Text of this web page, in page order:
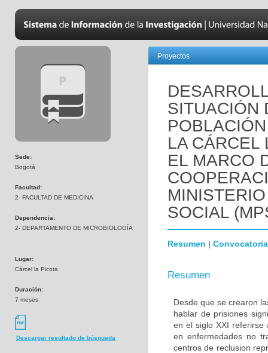
Sede:
Bogotá
Facultad:
2- FACULTAD DE MEDICINA
Dependencia:
2- DEPARTAMENTO DE MICROBIOLOGÍA
Lugar:
Cárcel la Picota
Duración:
7 meses
Descargar resultado de búsqueda
Proyectos
SITUACIÓN
LA CÁRCEL
EL MARCO
SOCIAL
Resumen | Convocatoria
Resumen
Desde que se crearon
hablar de prisiones
en el siglo XXI referirse
en enfermedades no
centros de reclusion